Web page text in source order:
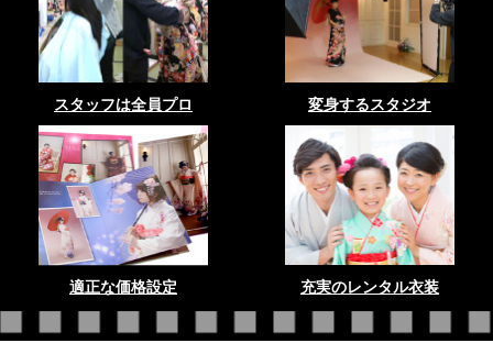
スタッフは全員プロ 変身するスタジオ
適正な価格設定 充実のレンタル衣装